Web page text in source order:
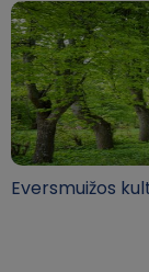
Eversmuižos